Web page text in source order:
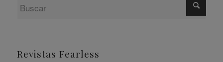
Revistas Fearless